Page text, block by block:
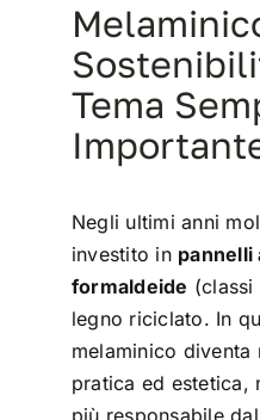
Tema
Negli ultimi anni
investito in pannelli
formaldeide (classi
legno riciclato. In
melaminico diventa
pratica ed estetica,
più responsabile